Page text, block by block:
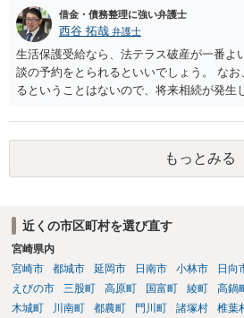
借金・債務整理に強い弁護士
西谷 拓哉 弁護士
生活保護受給なら、法テラス破産が一番よ
談の予約をとられるといいでしょう。 な
るということはないので、将来相続が発生
段をとることもありますが、今の世代のう
望ましいです。
もっとみる
近くの市区町村を選び直す
宮崎県内
宮崎市
都城市 延岡市 日南市 小林市 日向
えびの市
三股町 高原町 国富町 綾町 高鍋
木城町
川南町 都農町 門川町 諸塚村 椎葉